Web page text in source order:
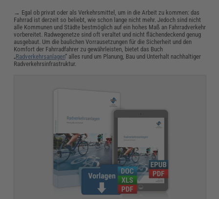
→ Egal ob privat oder als Verkehrsmittel, um in die Arbeit zu kommen: das
Fahrrad ist derzeit so beliebt, wie schon lange nicht mehr. Jedoch sind nicht
alle Kommunen und Städte bestmöglich auf ein hohes Maß an Fahrradverkehr
vorbereitet. Radwegenetze sind oft veraltet und nicht flächendeckend genug
ausgebaut. Um die baulichen Vorrausetzungen für die Sicherheit und den
Komfort der Fahrradfahrer zu gewährleisten, bietet das Buch
„Radverkehrsanlagen“ alles rund um Planung, Bau und Unterhalt nachhaltiger
Radverkehrsinfrastruktur.